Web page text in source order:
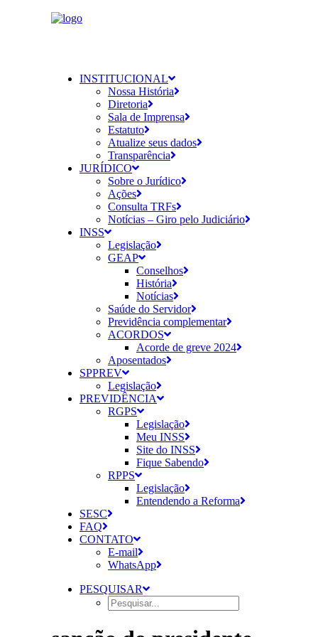
INSTITUCIONAL
Nossa História
Diretoria
Sala de Imprensa
Estatuto
Atualize seus dados
Transparência
JURÍDICO
Sobre o Jurídico
Ações
Consulta TRFs
Notícias – Giro pelo Judiciário
INSS
Legislação
GEAP
Conselhos
História
Notícias
Saúde do Servidor
Previdência complementar
ACORDOS
Acorde de greve 2024
Aposentados
SPPREV
Legislação
PREVIDÊNCIA
RGPS
Legislação
Meu INSS
Site do INSS
Fique Sabendo
RPPS
Legislação
Entendendo a Reforma
SESC
FAQ
CONTATO
E-mail
WhatsApp
PESQUISAR